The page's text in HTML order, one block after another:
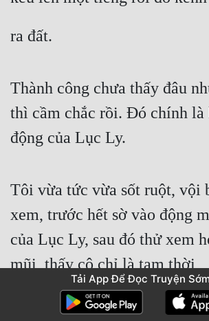
ra đất.
Thành công chưa thấy đâu
thì cầm chắc rồi. Đó chính là
động của Lục Ly.
Tôi vừa tức vừa sốt ruột, vội
xem, trước hết sờ vào động
của Lục Ly, sau đó thử xem
mũi, thấy cô chỉ là tạm thời
bị ngất, lúc đó mới yên tâm,
Tải App Để Đọc Truyện